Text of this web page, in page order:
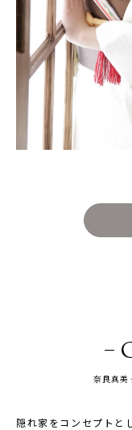
奈良真
隠れ家をコンセプトと